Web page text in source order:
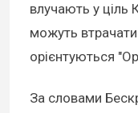
влучають у ціль
можуть втрачати
орієнтуються
За словами